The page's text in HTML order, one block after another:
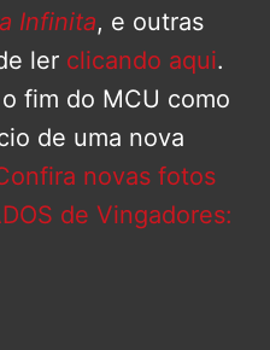
Infinita, e outras
ler clicando aqui.
fim do MCU como
de uma nova
novas fotos
de Vingadores: